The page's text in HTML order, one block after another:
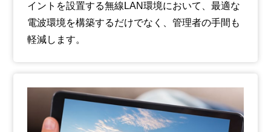
イントを設置する無線LAN環境において、最適な
電波環境を構築するだけでなく、管理者の手間も
軽減します。